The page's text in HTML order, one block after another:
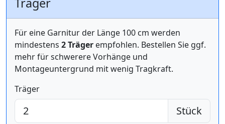
Für eine Garnitur der Länge 100 cm werden
mindestens 2 Träger empfohlen. Bestellen Sie ggf.
mehr für schwerere Vorhänge und
Montageuntergrund mit wenig Tragkraft.
Träger
Stück